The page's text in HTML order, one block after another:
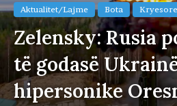
Aktualitet/Lajme Bota Kryesore
Zelensky: Rusia
të godasë
hipersonike